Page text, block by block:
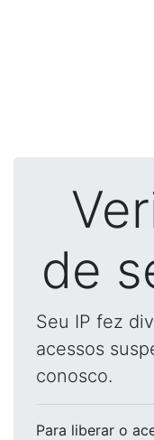
de
Seu IP fez
acessos
conosco.
Para liberar o